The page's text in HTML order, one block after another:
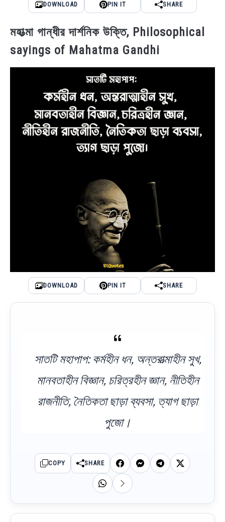
DOWNLOAD PIN IT SHARE
মহাত্মা গান্ধীর দার্শনিক উক্তি, Philosophical
sayings of Mahatma Gandhi
DOWNLOAD PIN IT SHARE
সাতটি মহাপাপ: কর্মহীন ধন, অন্তরাত্মাহীন সুখ,
মানবতাহীন বিজ্ঞান, চরিত্রহীন জ্ঞান, নীতিহীন
রাজনীতি, নৈতিকতা ছাড়া ব্যবসা, ত্যাগ ছাড়া
পুজো।
COPY SHARE